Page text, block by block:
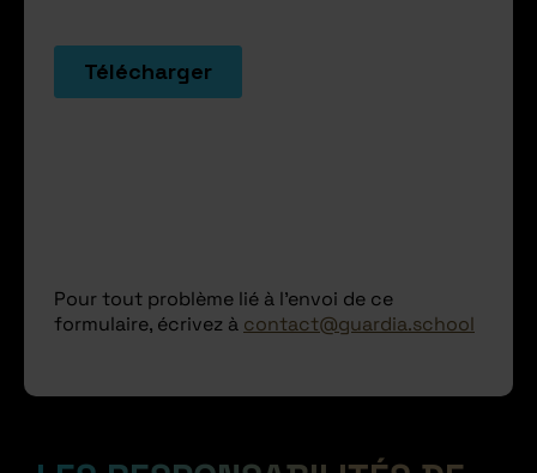
Pour tout problème lié à l'envoi de ce
formulaire, écrivez à contact@guardia.school